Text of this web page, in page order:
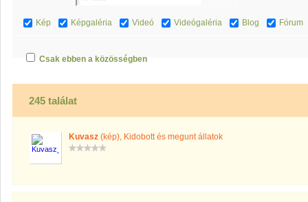
Kép Képgaléria Videó Videógaléria Blog Fórum
Csak ebben a közösségben
245 találat
Kuvasz (kép), Kidobott és megunt állatok